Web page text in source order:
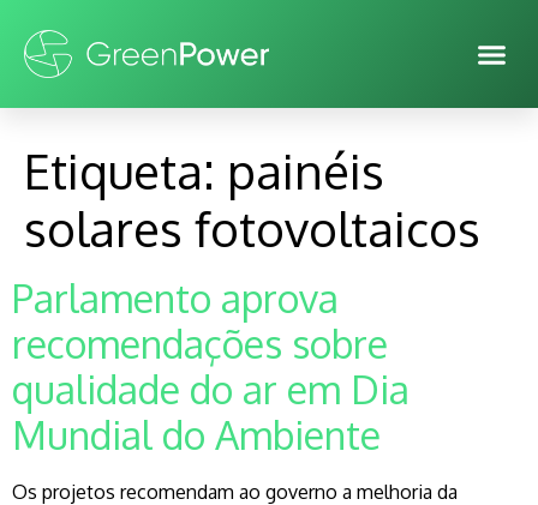
Etiqueta: painéis
solares fotovoltaicos
Parlamento aprova
recomendações sobre
qualidade do ar em Dia
Mundial do Ambiente
Os projetos recomendam ao governo a melhoria da